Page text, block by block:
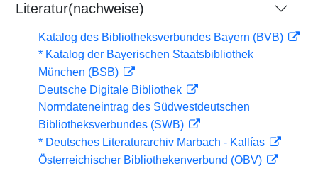
Literatur(nachweise)
Katalog des Bibliotheksverbundes Bayern (BVB)
* Katalog der Bayerischen Staatsbibliothek
München (BSB)
Deutsche Digitale Bibliothek
Normdateneintrag des Südwestdeutschen
Bibliotheksverbundes (SWB)
* Deutsches Literaturarchiv Marbach - Kallías
Österreichischer Bibliothekenverbund (OBV)